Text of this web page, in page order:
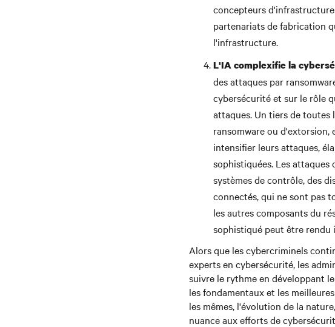
concepteurs
partenariats de fabrication
l'infrastructure.
L'IA complexifie la
des attaques par
cybersécurité et sur le rôle
attaques. Un tiers de toutes
ransomware ou
intensifier leurs attaques,
sophistiquées. Les attaques
systèmes de contrôle, des
connectés, qui ne sont pas
les autres composants du
sophistiqué peut être rendu
Alors que les cybercriminels
experts en cybersécurité, les
suivre le rythme en développant
les fondamentaux et les
les mêmes, l'évolution de la
nuance aux efforts de